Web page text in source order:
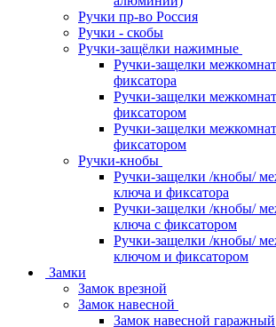
Ручки пр-во Россия
Ручки - скобы
Ручки-защёлки нажимные
Ручки-защелки
фиксатора
Ручки-защелки
фиксатором
Ручки-защелки
фиксатором
Ручки-кнобы
Ручки-защелки /кнобы/
ключа и фиксатора
Ручки-защелки /кнобы/
ключа с фиксатором
Ручки-защелки /кнобы/
ключом и фиксатором
Замки
Замок врезной
Замок навесной
Замок навесной гаражный